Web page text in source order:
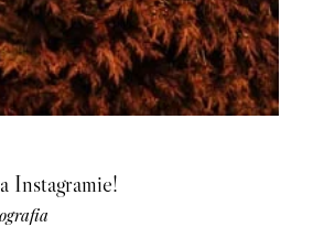
Instagramie!